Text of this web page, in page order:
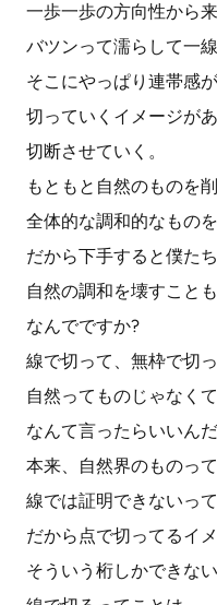
一歩一歩の方向性から
バツンって濡らして一線
そこにやっぱり連帯感
切っていくイメージがあ
切断させていく。
もともと自然のものを
全体的な調和的なものを
だから下手すると僕たち
自然の調和を壊すこと
なんでですか?
線で切って、無枠で切っ
自然ってものじゃなくて
なんて言ったらいいんだ
本来、自然界のものって
線では証明できないって
だから点で切ってるイ
そういう桁しかできない